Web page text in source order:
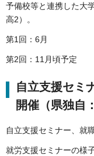
予備校等と連携した大
高2）。
第1回：6月
第2回：11月頃予定
自立支援セミ
開催（県独自
自立支援セミナー、就
就労支援セミナーの様